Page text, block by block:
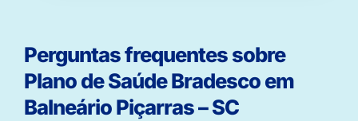
Perguntas frequentes sobre
Plano de Saúde Bradesco em
Balneário Piçarras – SC